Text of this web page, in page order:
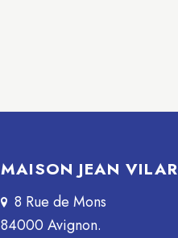
MAISON JEAN VILAR
8 Rue de Mons
84000 Avignon.